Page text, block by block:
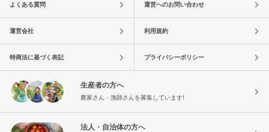
よくある質問 運営へのお問い合わせ
運営会社 利用規約
特商法に基づく表記 プライバシーポリシー
生産者の方へ
農家さん・漁師さんを募集しています!
法人・自治体の方へ